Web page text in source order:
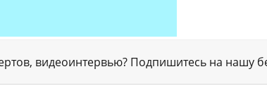
видеоинтервью? Подпишитесь на нашу